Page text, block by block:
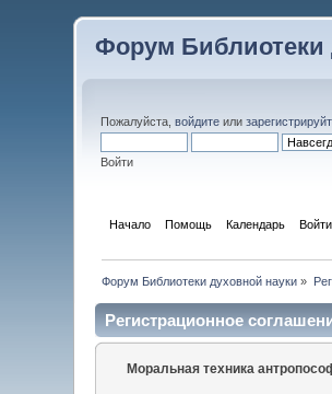
Форум Библиотеки
Пожалуйста,войдите или
Войти
Начало Помощь Календарь Войти
Форум Библиотеки духовной науки »
Регистрационное
Моральная техника